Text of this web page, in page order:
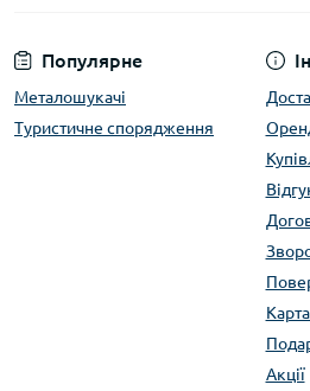
Популярне
Металошукачі
Туристичне спорядження
Акції